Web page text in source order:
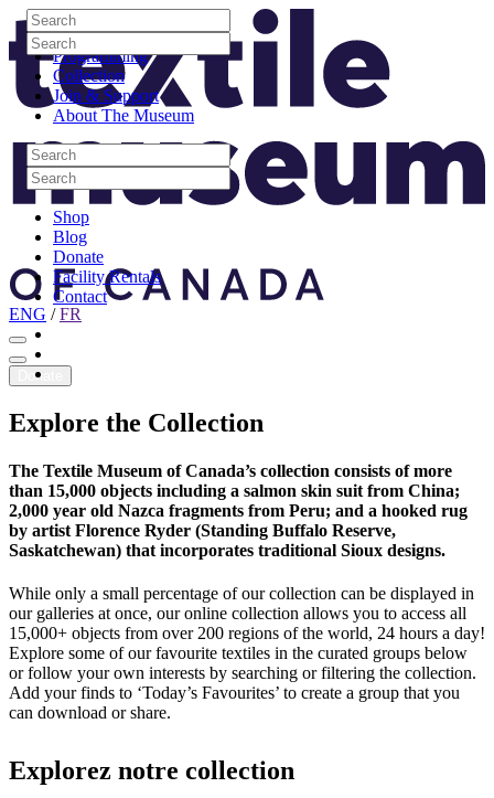
Skip to content
Visit
Programming
Collection
Join & Support
About The Museum
Search
Search
Search
Search
Shop
Blog
Donate
Facility Rentals
Contact
Youtube
Search
Search
Search
Search
Site Logo
ENG /FR
Donate
Explore the Collection
The Textile Museum of Canada’s collection consists of more
than 15,000 objects including a salmon skin suit from China;
2,000 year old Nazca fragments from Peru; and a hooked rug
by artist Florence Ryder (Standing Buffalo Reserve,
Saskatchewan) that incorporates traditional Sioux designs.
While only a small percentage of our collection can be displayed in
our galleries at once, our online collection allows you to access all
15,000+ objects from over 200 regions of the world, 24 hours a day!
Explore some of our favourite textiles in the curated groups below
or follow your own interests by searching or filtering the collection.
Add your finds to ‘Today’s Favourites’ to create a group that you
can download or share.
Explorez notre collection